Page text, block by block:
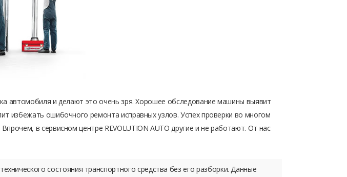
автомобиля и делают это очень зря. Хорошее обследование машины выявит
избежать ошибочного ремонта исправных узлов. Успех проверки во многом
в сервисном центре REVOLUTION AUTO другие и не работают. От нас
состояния транспортного средства без его разборки. Данные